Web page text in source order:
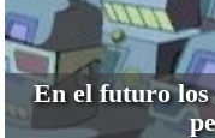
En el futuro los